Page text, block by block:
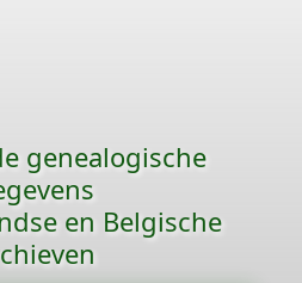
genealogische
en Belgische